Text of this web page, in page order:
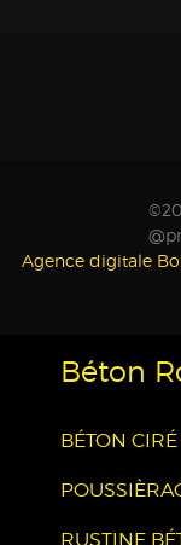
Agence digitale
Béton
BÉTON
RUSTINE